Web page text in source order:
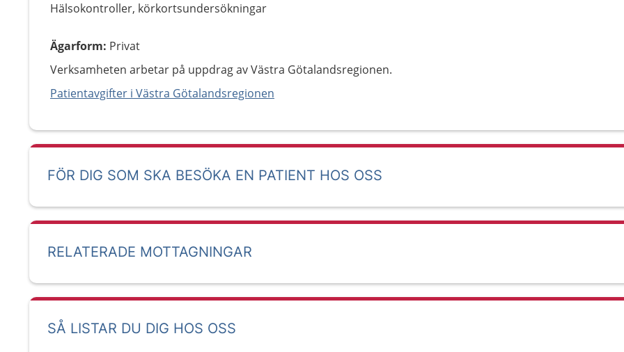
Hälsokontroller, körkortsundersökningar
Ägarform: Privat
Verksamheten arbetar på uppdrag av Västra Götalandsregionen.
Patientavgifter i Västra Götalandsregionen
FÖR DIG SOM SKA BESÖKA EN PATIENT HOS OSS
RELATERADE MOTTAGNINGAR
SÅ LISTAR DU DIG HOS OSS